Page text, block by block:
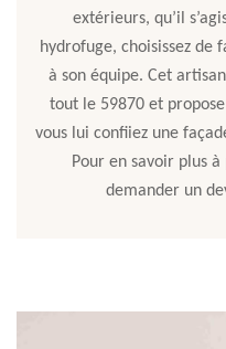
extérieurs, qu’il
hydrofuge, choisissez de
à son équipe. Cet
tout le 59870 et
vous lui confiiez une
Pour en savoir plus
demander un